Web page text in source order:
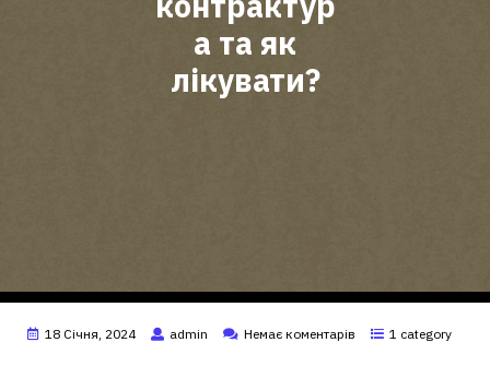
а та як
лікувати?
18 Січня, 2024 admin Немає коментарів 1 category